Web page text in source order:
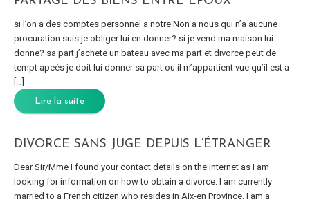
si l’on a des comptes personnel a notre Non a nous qui n’a aucune
procuration suis je obliger lui en donner? si je vend ma maison lui
donne? sa part j’achete un bateau avec ma part et divorce peut de
tempt apeés je doit lui donner sa part ou il m’appartient vue qu’il est a
Lire la suite
DIVORCE SANS JUGE DEPUIS L’ÉTRANGER
Dear Sir/Mme I found your contact details on the internet as I am
looking for information on how to obtain a divorce. I am currently
married to a French citizen who resides in Aix-en Province. I am a